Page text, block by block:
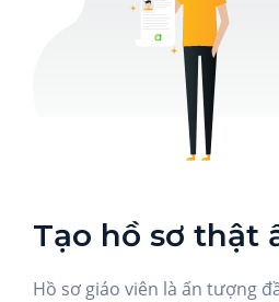
Tạo hồ sơ thật
Hồ sơ giáo viên là ấn tượng